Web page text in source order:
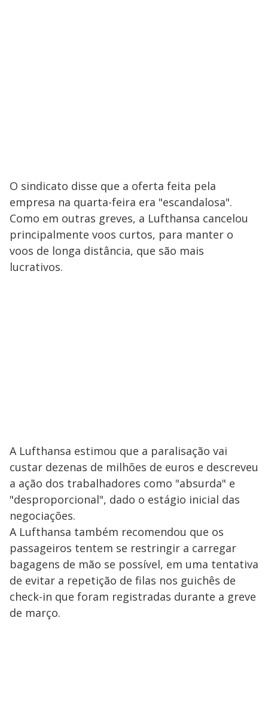
O sindicato disse que a oferta feita pela
empresa na quarta-feira era "escandalosa".
Como em outras greves, a Lufthansa cancelou
principalmente voos curtos, para manter o
voos de longa distância, que são mais
lucrativos.
A Lufthansa estimou que a paralisação vai
custar dezenas de milhões de euros e descreveu
a ação dos trabalhadores como "absurda" e
"desproporcional", dado o estágio inicial das
negociações.
A Lufthansa também recomendou que os
passageiros tentem se restringir a carregar
bagagens de mão se possível, em uma tentativa
de evitar a repetição de filas nos guichês de
check-in que foram registradas durante a greve
de março.